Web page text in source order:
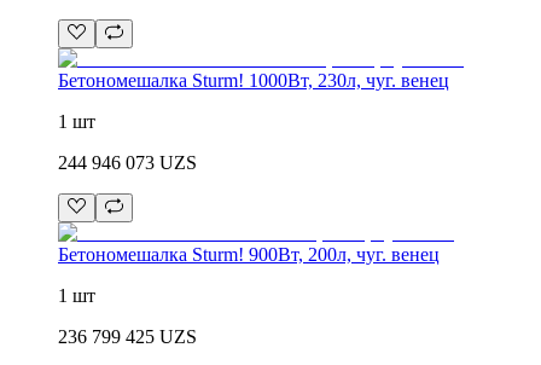
Бетономешалка Sturm! 1000Вт, 230л, чуг. венец
1 шт
244 946 073 UZS
Бетономешалка Sturm! 900Вт, 200л, чуг. венец
1 шт
236 799 425 UZS